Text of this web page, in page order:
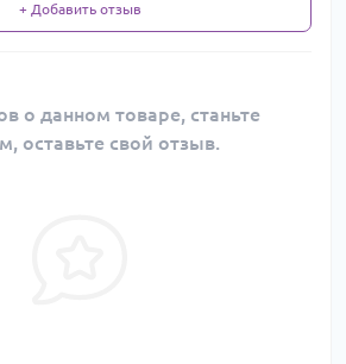
+ Добавить отзыв
о данном товаре, станьте
оставьте свой отзыв.